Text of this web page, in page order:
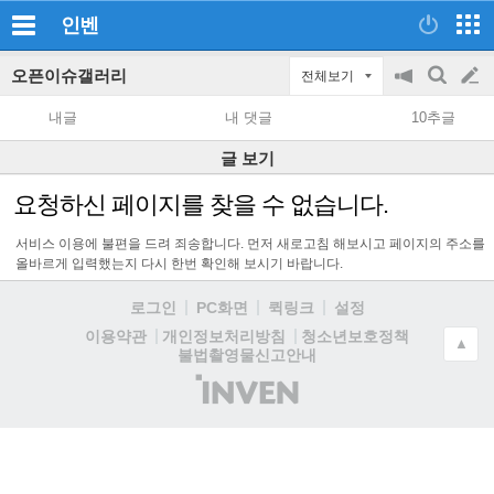
인벤
오픈이슈갤러리 전체보기
공
지
on/off
검
색
글
쓰
기
내글 내 댓글 10추글
글 보기
요청하신 페이지를 찾을 수 없습니다.
서비스 이용에 불편을 드려 죄송합니다. 먼저 새로고침 해보시고 페이지의 주소를
올바르게 입력했는지 다시 한번 확인해 보시기 바랍니다.
로그인 PC화면 퀵링크
설정
이용약관
개인정보처리방침
청소년보호정책
불법촬영물신고안내
(주)
인
▲